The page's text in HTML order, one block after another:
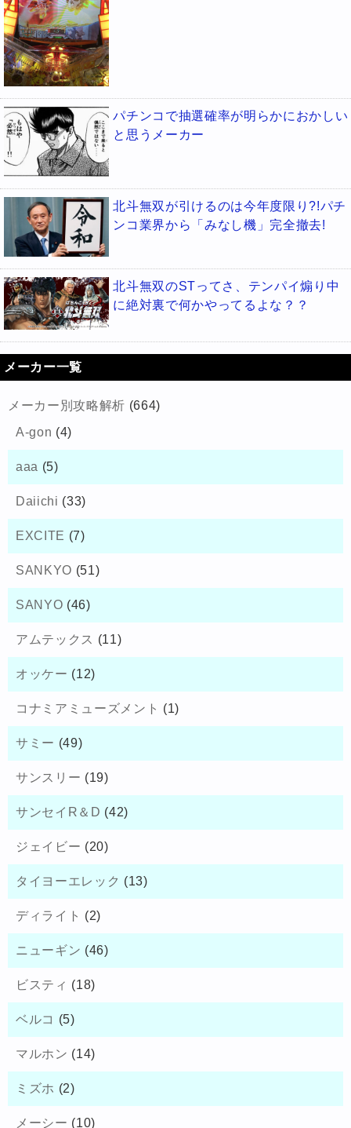
パチンコで抽選確率が明らかにおかしい
と思うメーカー
北斗無双が引けるのは今年度限り?!パチ
ンコ業界から「みなし機」完全撤去!
北斗無双のSTってさ、テンパイ煽り中
に絶対裏で何かやってるよな？？
メーカー一覧
メーカー別攻略解析 (664)
A-gon (4)
aaa (5)
Daiichi (33)
EXCITE (7)
SANKYO (51)
SANYO (46)
アムテックス (11)
オッケー (12)
コナミアミューズメント (1)
サミー (49)
サンスリー (19)
サンセイR＆D (42)
ジェイビー (20)
タイヨーエレック (13)
ディライト (2)
ニューギン (46)
ビスティ (18)
ベルコ (5)
マルホン (14)
ミズホ (2)
メーシー (10)